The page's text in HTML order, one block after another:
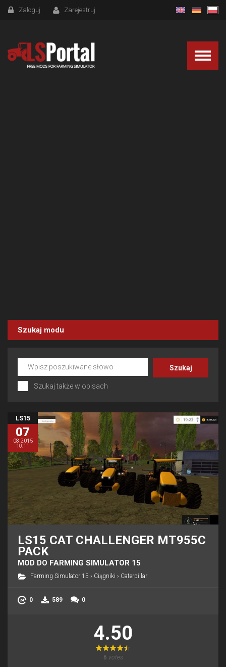
Zaloguj Zarejestruj
Szukaj modu
Szukaj także w opisach
LS15
07
08.2015
10:11
LS15 CAT CHALLENGER MT955C
PACK
MOD DO FARMING SIMULATOR 15
Farming Simulator 15 › Ciągniki › Caterpillar
0 589 0
4.50
6 votes